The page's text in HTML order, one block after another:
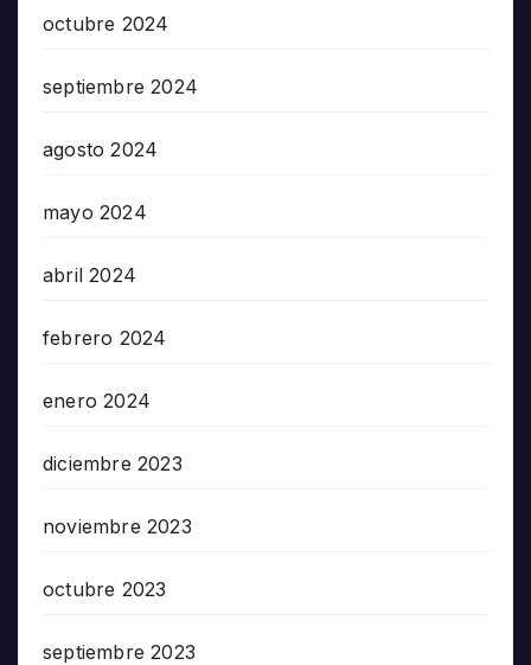
octubre 2024
septiembre 2024
agosto 2024
mayo 2024
abril 2024
febrero 2024
enero 2024
diciembre 2023
noviembre 2023
octubre 2023
septiembre 2023